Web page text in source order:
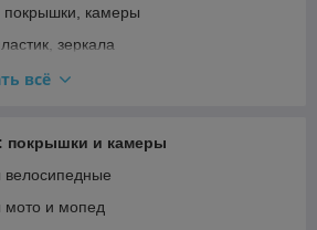
система и карбюратор
для бензопил
покрышки, камеры
зеркала
и поворотники
прокладки, подшипники
всё
покрышки и камеры
и мопед